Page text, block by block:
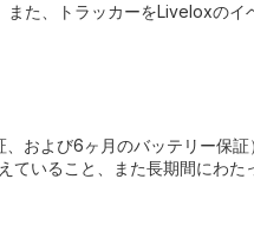
た、トラッカーをLiveloxの
および6ヶ月のバッテリー保
いること、また長期間にわ